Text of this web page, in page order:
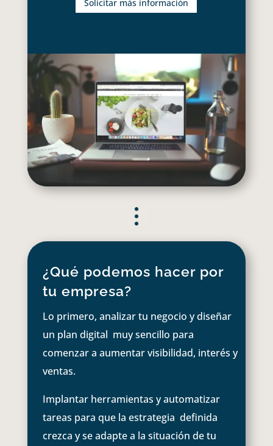
Solicitar más información
¿Qué podemos hacer por
tu empresa?
Lo primero, analizar tu negocio y diseñar
un plan digital muy sencillo para
comenzar a aumentar visibilidad, interés y
ventas.
Implantar herramientas y automatizar
tareas para que la estrategia definida
crezca y se adapte a la situación de tu